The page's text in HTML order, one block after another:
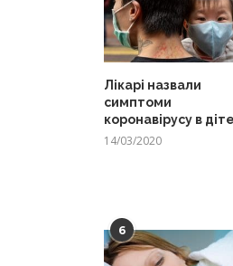
Лікарі назвали
симптоми
коронавірусу в
14/03/2020
6